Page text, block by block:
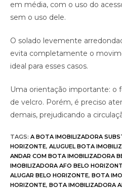
em média, com o uso do
sem o uso dele.
O solado levemente
evita completamente o
ideal para esses casos.
Uma orientação importante: o
de velcro. Porém, é preciso
demais, prejudicando a
TAGS: A BOTA IMOBILIZADORA
HORIZONTE, ALUGUEL BOTA
ANDAR COM BOTA IMOBILIZADORA
IMOBILIZADORA AFO BELO
ALUGAR BELO HORIZONTE, BOTA
HORIZONTE, BOTA IMOBILIZADORA